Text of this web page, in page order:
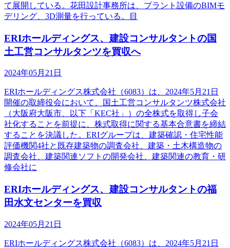
て展開している。花田設計事務所は、プラント設備のBIMモ
デリング、3D測量を行っている。目
ERIホールディングス、建設コンサルタントの国
土工営コンサルタンツを買収へ
2024年05月21日
ERIホールディングス株式会社（6083）は、2024年5月21日
開催の取締役会において、国土工営コンサルタンツ株式会社
（大阪府大阪市、以下「KEC社」）の全株式を取得し子会
社化することを前提に、株式取得に関する基本合意書を締結
することを決議した。ERIグループは、建築確認・住宅性能
評価機関4社と既存建築物の調査会社、建築・土木構造物の
調査会社、建築関連ソフトの開発会社、建築関連の教育・研
修会社に
ERIホールディングス、建設コンサルタントの福
田水文センターを買収
2024年05月21日
ERIホールディングス株式会社（6083）は、2024年5月21日